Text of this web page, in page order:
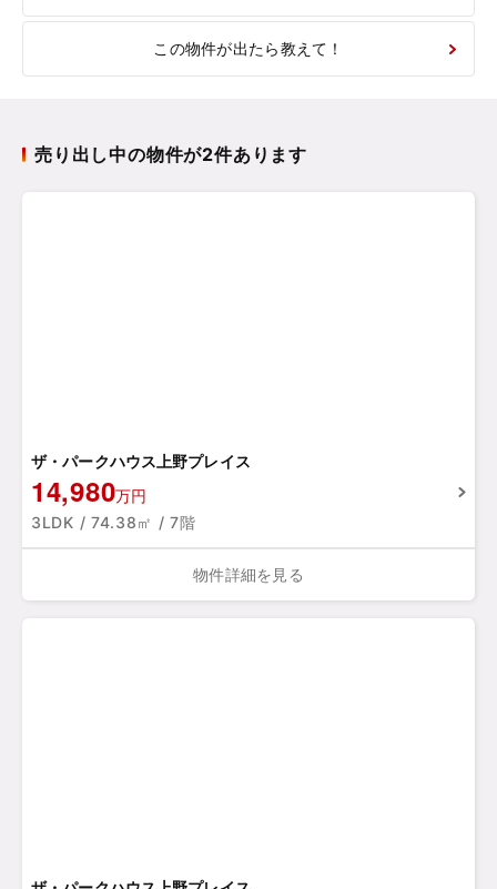
この物件が出たら教えて！
売り出し中の物件が2件あります
ザ・パークハウス上野プレイス
14,980万円
3LDK / 74.38㎡ / 7階
物件詳細を見る